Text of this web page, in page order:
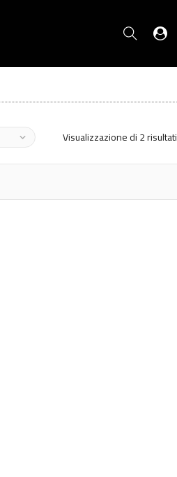
Visualizzazione di 2 risultati